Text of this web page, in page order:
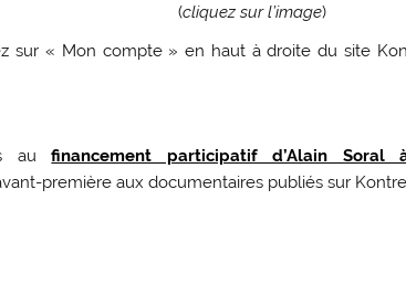
(cliquez sur l’image)
sur « Mon compte » en haut à droite du site
aufinancement participatif d’Alain
première aux documentaires publiés sur